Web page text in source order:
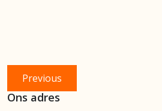
Bericht
navigatie
Previous
post:
Ons adres